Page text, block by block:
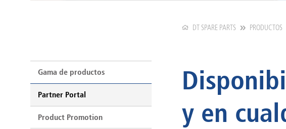
DT SPARE PARTS PRODUCTOS
y en
Gama de productos
Partner Portal
Product Promotion